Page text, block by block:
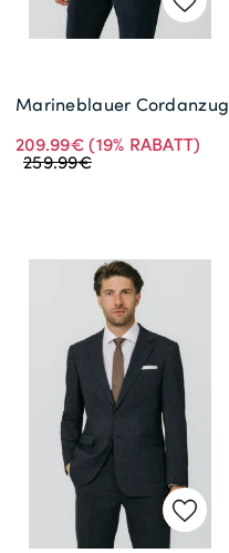
Marineblauer Cordanzug
209.99€(19% RABATT)
259.99€